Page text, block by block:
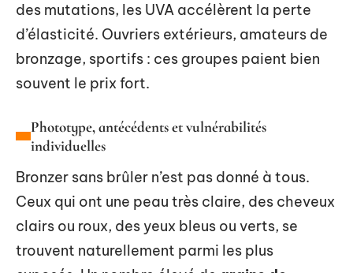
des mutations, les UVA accélèrent la perte
d’élasticité. Ouvriers extérieurs, amateurs de
bronzage, sportifs : ces groupes paient bien
souvent le prix fort.
Phototype, antécédents et vulnérabilités
individuelles
Bronzer sans brûler n’est pas donné à tous.
Ceux qui ont une peau très claire, des cheveux
clairs ou roux, des yeux bleus ou verts, se
trouvent naturellement parmi les plus